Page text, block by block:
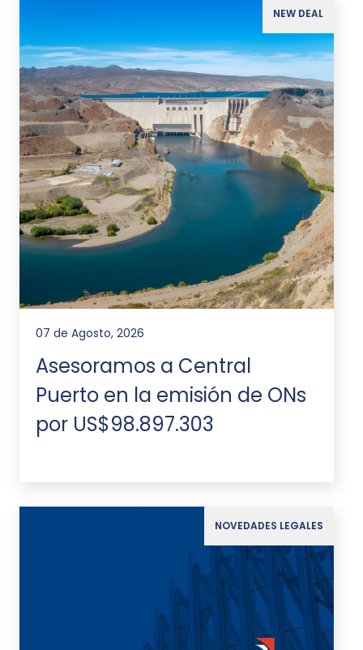
NEW DEAL
07 de Agosto, 2026
Asesoramos a Central
Puerto en la emisión de ONs
por US$98.897.303
NOVEDADES LEGALES